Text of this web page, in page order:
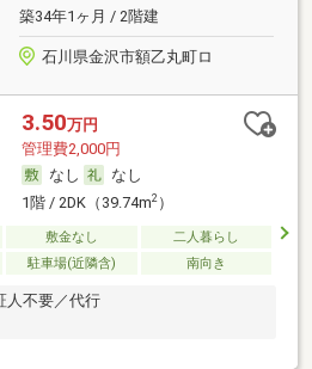
築34年1ヶ月 / 2階建
石川県金沢市額乙丸町ロ
3.50万円
管理費2,000円
なし
なし
1階 / 2DK（39.74m2）
敷金なし
二人暮らし
駐車場(近隣含) 南向き
人不要／代行